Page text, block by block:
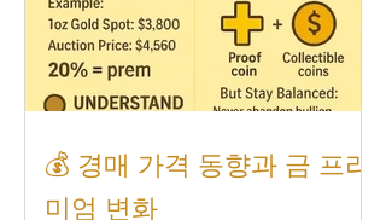
성도 함께 살펴보겠습니다. 1. 시장 심리란
무엇인가요? 시장 심리란 투자자, 수집가,
딜러 등 시장 참여자들의 감정과 기대 심
리 를 의미합니다. 낙관적(불마켓) 심리: 가
우위 → 가격 하락 동전 시장에서의 심리
특징: 금 가격 상승 시 : 많은 투자자들이 희
귀 코인보다 금괴나 불
💰 경매 가격 동향과 금 프리
미엄 변화